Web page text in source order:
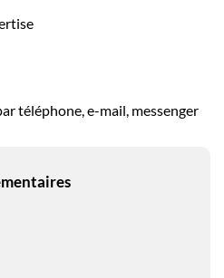
téléphone, e-mail, messenger